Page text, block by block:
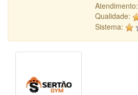
Atendimento:
Qualidade:
Sistema: